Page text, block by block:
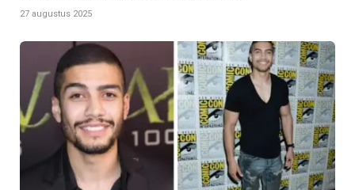
27 augustus 2025